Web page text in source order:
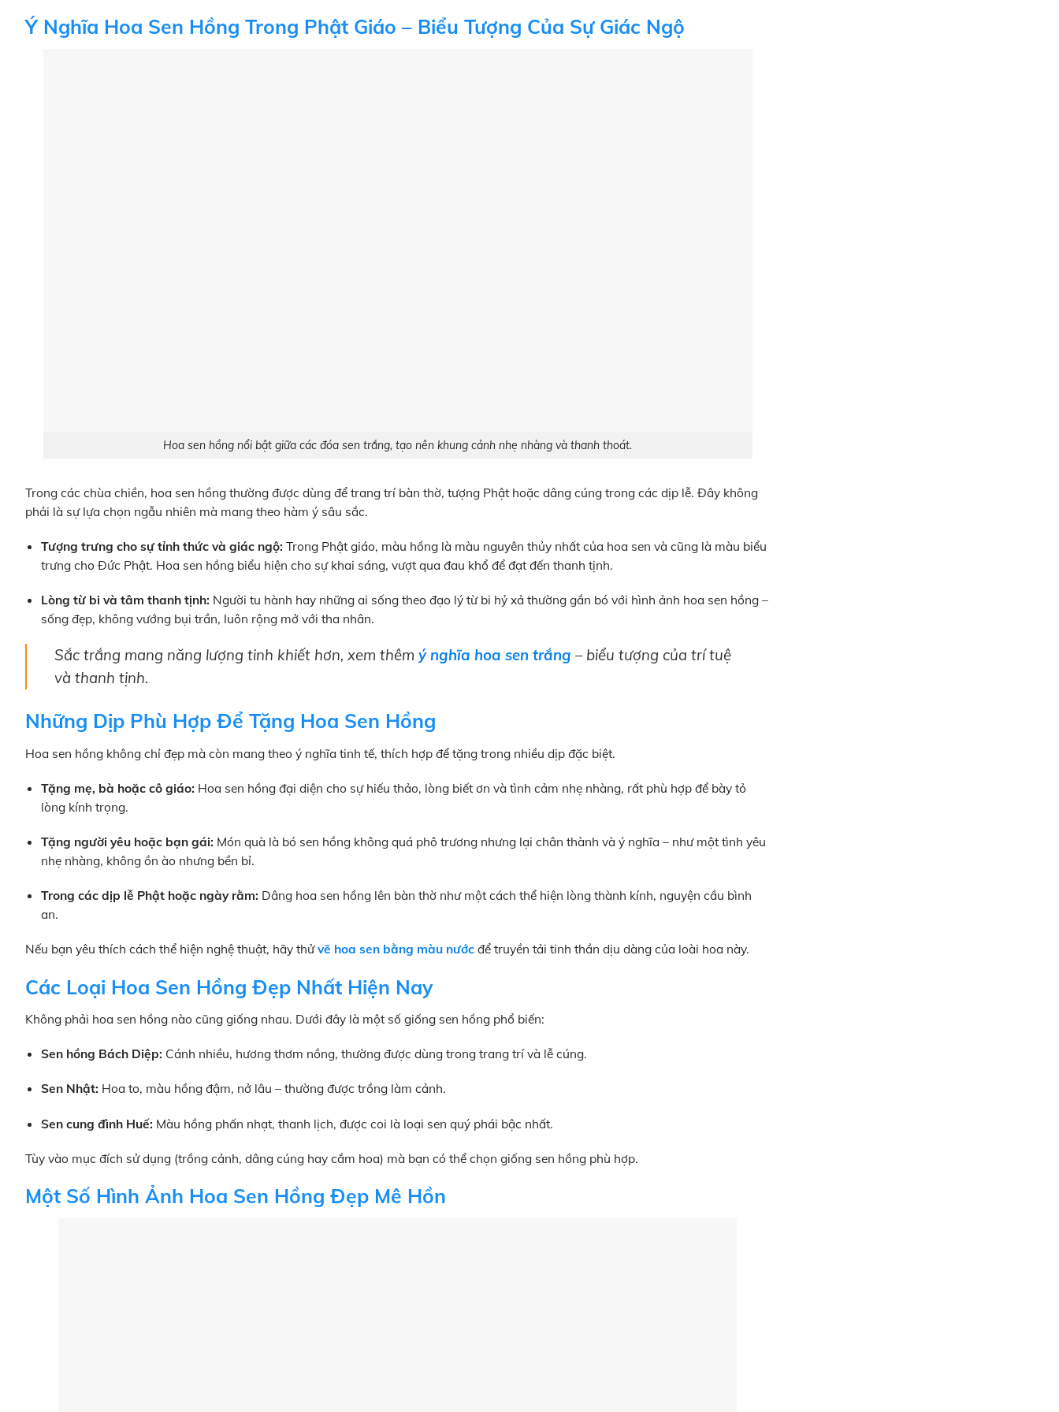
Ý Nghĩa Hoa Sen Hồng Trong Phật Giáo – Biểu Tượng Của Sự Giác Ngộ
Hoa sen hồng nổi bật giữa các đóa sen trắng, tạo nên khung cảnh nhẹ nhàng và thanh thoát.
Trong các chùa chiền, hoa sen hồng thường được dùng để trang trí bàn thờ, tượng Phật hoặc dâng cúng trong các dịp lễ. Đây không
phải là sự lựa chọn ngẫu nhiên mà mang theo hàm ý sâu sắc.
Tượng trưng cho sự tỉnh thức và giác ngộ: Trong Phật giáo, màu hồng là màu nguyên thủy nhất của hoa sen và cũng là màu biểu
trưng cho Đức Phật. Hoa sen hồng biểu hiện cho sự khai sáng, vượt qua đau khổ để đạt đến thanh tịnh.
Lòng từ bi và tâm thanh tịnh: Người tu hành hay những ai sống theo đạo lý từ bi hỷ xả thường gắn bó với hình ảnh hoa sen hồng –
sống đẹp, không vướng bụi trần, luôn rộng mở với tha nhân.
Sắc trắng mang năng lượng tinh khiết hơn, xem thêm ý nghĩa hoa sen trắng – biểu tượng của trí tuệ
và thanh tịnh.
Những Dịp Phù Hợp Để Tặng Hoa Sen Hồng
Hoa sen hồng không chỉ đẹp mà còn mang theo ý nghĩa tinh tế, thích hợp để tặng trong nhiều dịp đặc biệt.
Tặng mẹ, bà hoặc cô giáo: Hoa sen hồng đại diện cho sự hiếu thảo, lòng biết ơn và tình cảm nhẹ nhàng, rất phù hợp để bày tỏ
lòng kính trọng.
Tặng người yêu hoặc bạn gái: Món quà là bó sen hồng không quá phô trương nhưng lại chân thành và ý nghĩa – như một tình yêu
nhẹ nhàng, không ồn ào nhưng bền bỉ.
Trong các dịp lễ Phật hoặc ngày rằm: Dâng hoa sen hồng lên bàn thờ như một cách thể hiện lòng thành kính, nguyện cầu bình
an.
Nếu bạn yêu thích cách thể hiện nghệ thuật, hãy thửvẽ hoa sen bằng màu nước để truyền tải tinh thần dịu dàng của loài hoa này.
Các Loại Hoa Sen Hồng Đẹp Nhất Hiện Nay
Không phải hoa sen hồng nào cũng giống nhau. Dưới đây là một số giống sen hồng phổ biến:
Sen hồng Bách Diệp: Cánh nhiều, hương thơm nồng, thường được dùng trong trang trí và lễ cúng.
Sen Nhật: Hoa to, màu hồng đậm, nở lâu – thường được trồng làm cảnh.
Sen cung đình Huế: Màu hồng phấn nhạt, thanh lịch, được coi là loại sen quý phái bậc nhất.
Tùy vào mục đích sử dụng (trồng cảnh, dâng cúng hay cắm hoa) mà bạn có thể chọn giống sen hồng phù hợp.
Một Số Hình Ảnh Hoa Sen Hồng Đẹp Mê Hồn